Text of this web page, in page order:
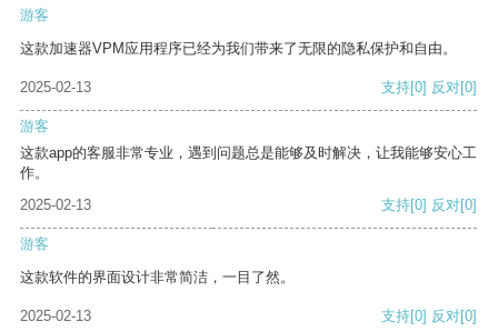
游客
这款加速器VPM应用程序已经为我们带来了无限的隐私保护和自由。
2025-02-13 支持[0] 反对[0]
游客
这款app的客服非常专业，遇到问题总是能够及时解决，让我能够安心工
作。
2025-02-13
支持[0] 反对[0]
游客
这款软件的界面设计非常简洁，一目了然。
2025-02-13 支持[0] 反对[0]